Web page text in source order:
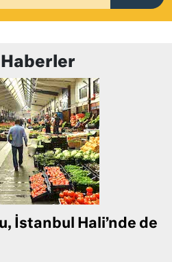
Haberler
İstanbul Hali’nde de